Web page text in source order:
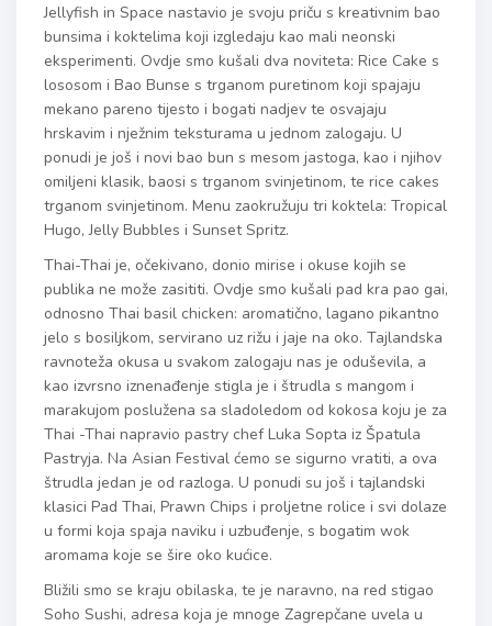
Jellyfish in Space nastavio je svoju priču s kreativnim bao
bunsima i koktelima koji izgledaju kao mali neonski
eksperimenti. Ovdje smo kušali dva noviteta: Rice Cake s
lososom i Bao Bunse s trganom puretinom koji spajaju
mekano pareno tijesto i bogati nadjev te osvajaju
hrskavim i nježnim teksturama u jednom zalogaju. U
ponudi je još i novi bao bun s mesom jastoga, kao i njihov
omiljeni klasik, baosi s trganom svinjetinom, te rice cakes
trganom svinjetinom. Menu zaokružuju tri koktela: Tropical
Hugo, Jelly Bubbles i Sunset Spritz.
Thai-Thai je, očekivano, donio mirise i okuse kojih se
publika ne može zasititi. Ovdje smo kušali pad kra pao gai,
odnosno Thai basil chicken: aromatično, lagano pikantno
jelo s bosiljkom, servirano uz rižu i jaje na oko. Tajlandska
ravnoteža okusa u svakom zalogaju nas je oduševila, a
kao izvrsno iznenađenje stigla je i štrudla s mangom i
marakujom poslužena sa sladoledom od kokosa koju je za
Thai -Thai napravio pastry chef Luka Sopta iz Špatula
Pastryja. Na Asian Festival ćemo se sigurno vratiti, a ova
štrudla jedan je od razloga. U ponudi su još i tajlandski
klasici Pad Thai, Prawn Chips i proljetne rolice i svi dolaze
u formi koja spaja naviku i uzbuđenje, s bogatim wok
aromama koje se šire oko kućice.
Bližili smo se kraju obilaska, te je naravno, na red stigao
Soho Sushi, adresa koja je mnoge Zagrepčane uvela u